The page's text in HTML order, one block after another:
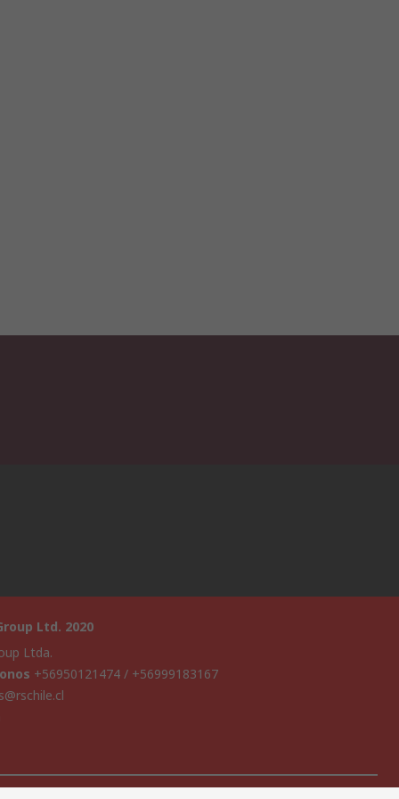
Ltd. 2020
Ltda.
+56950121474 / +56999183167